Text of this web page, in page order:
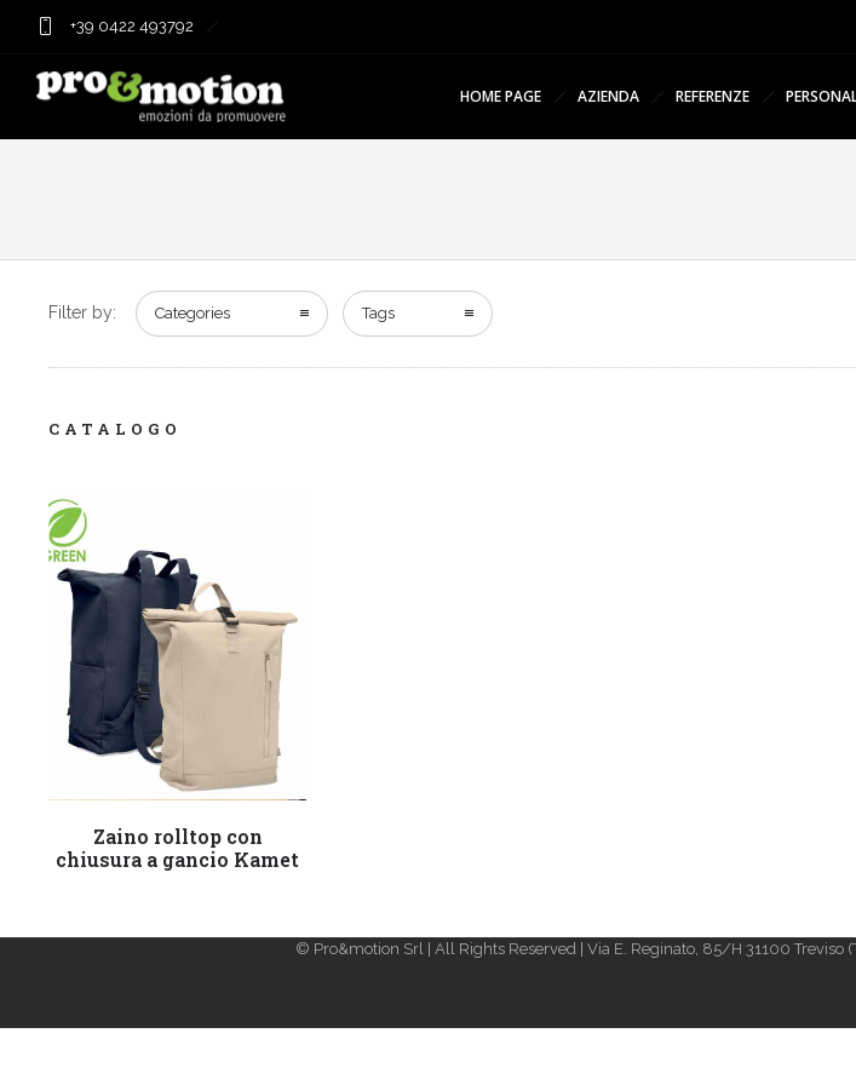
+39 0422 493792
HOME PAGE AZIENDA REFERENZE
Filter by: Categories Tags
CATALOGO
Leggi tutto
Zaino rolltop con
chiusura a gancio Kamet
© Pro&motion Srl | All Rights Reserved | Via E. Reginato, 85/H 31100 Treviso